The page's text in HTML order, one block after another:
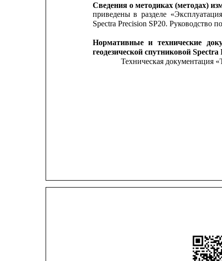
Сведения о методиках (методах)
приведены в разделе «Эксплуатация
Spectra Precision SP20. Руководство
Нормативные и технические
геодезической спутниковой Spectra
Техническая документация